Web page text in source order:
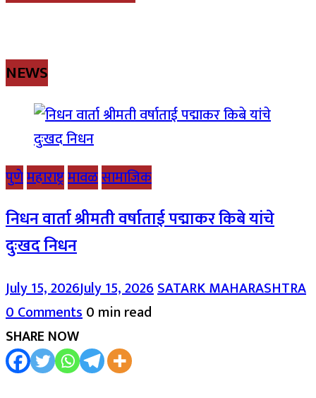
NEWS
पुणेमहाराष्ट्रमावळसामाजिक
निधन वार्ता श्रीमती वर्षाताई पद्माकर किबे यांचे
दुःखद निधन
July 15, 2026July 15, 2026SATARK MAHARASHTRA
0 Comments0 min read
SHARE NOW